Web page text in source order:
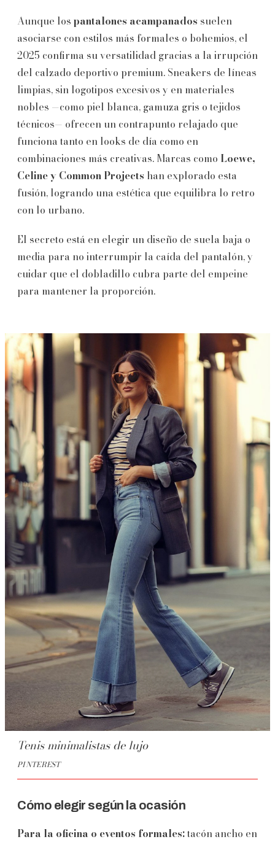
Aunque los pantalones acampanados suelen
asociarse con estilos más formales o bohemios, el
2025 confirma su versatilidad gracias a la irrupción
del calzado deportivo premium. Sneakers de líneas
limpias, sin logotipos excesivos y en materiales
nobles —como piel blanca, gamuza gris o tejidos
técnicos— ofrecen un contrapunto relajado que
funciona tanto en looks de día como en
combinaciones más creativas. Marcas como Loewe,
Celine y Common Projects han explorado esta
fusión, logrando una estética que equilibra lo retro
con lo urbano.
El secreto está en elegir un diseño de suela baja o
media para no interrumpir la caída del pantalón, y
cuidar que el dobladillo cubra parte del empeine
para mantener la proporción.
Tenis minimalistas de lujo
PINTEREST
Cómo elegir según la ocasión
Para la oficina o eventos formales:tacón ancho en